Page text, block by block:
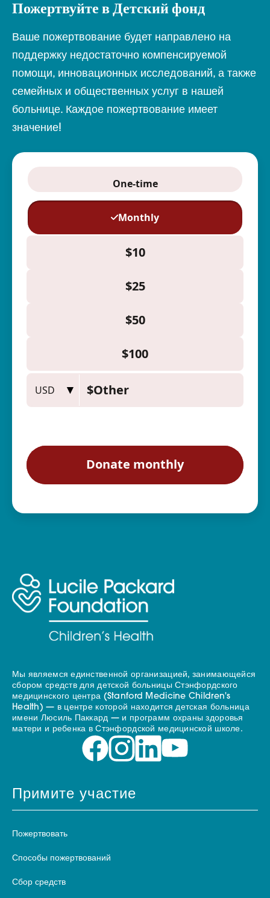
Пожертвуйте в Детский фонд
Ваше пожертвование будет направлено на
поддержку недостаточно компенсируемой
помощи, инновационных исследований, а также
семейных и общественных услуг в нашей
больнице. Каждое пожертвование имеет
значение!
Мы являемся единственной организацией, занимающейся
сбором средств для детской больницы Стэнфордского
медицинского центра (Stanford Medicine Children's
Health) — в центре которой находится детская больница
имени Люсиль Паккард — и программ охраны здоровья
матери и ребенка в Стэнфордской медицинской школе.
Примите участие
Пожертвовать
Способы пожертвований
Сбор средств